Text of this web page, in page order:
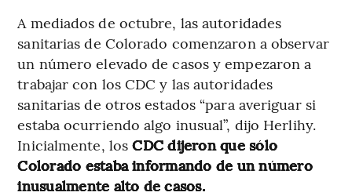
A mediados de octubre, las autoridades
sanitarias de Colorado comenzaron a observar
un número elevado de casos y empezaron a
trabajar con los CDC y las autoridades
sanitarias de otros estados “para averiguar si
estaba ocurriendo algo inusual”, dijo Herlihy.
Inicialmente, los CDC dijeron que sólo
Colorado estaba informando de un número
inusualmente alto de casos.